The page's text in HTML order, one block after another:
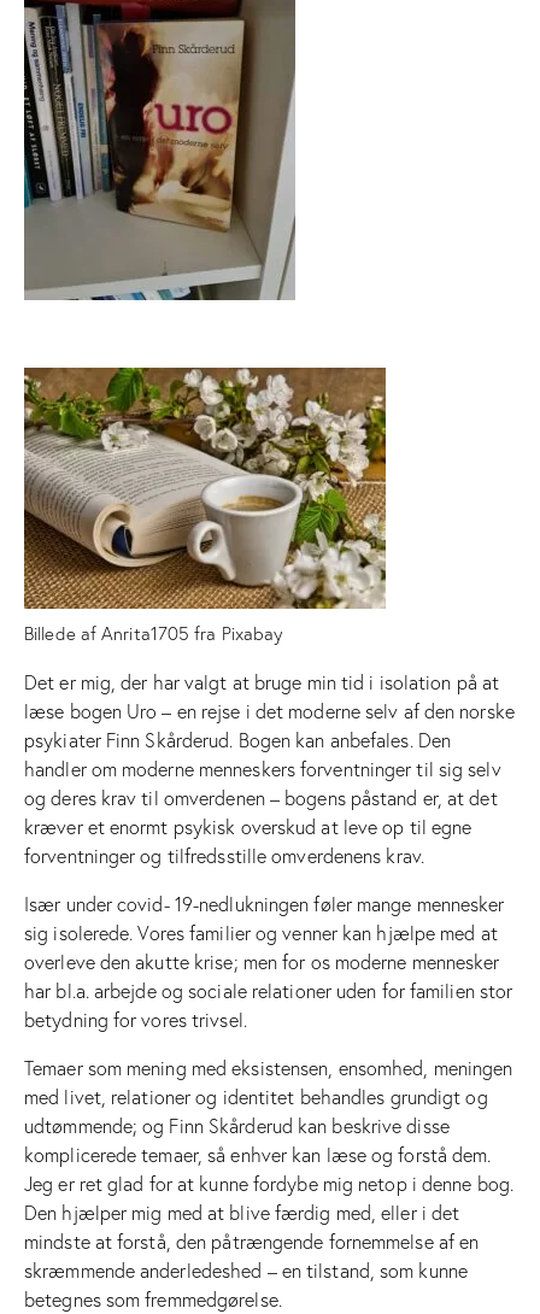
Billede afAnrita1705 fra Pixabay
Det er mig, der har valgt at bruge min tid i isolation på at
læse bogen Uro – en rejse i det moderne selv af den norske
psykiater Finn Skårderud. Bogen kan anbefales. Den
handler om moderne menneskers forventninger til sig selv
og deres krav til omverdenen – bogens påstand er, at det
kræver et enormt psykisk overskud at leve op til egne
forventninger og tilfredsstille omverdenens krav.
Især under covid- 19-nedlukningen føler mange mennesker
sig isolerede. Vores familier og venner kan hjælpe med at
overleve den akutte krise; men for os moderne mennesker
har bl.a. arbejde og sociale relationer uden for familien stor
betydning for vores trivsel.
Temaer som mening med eksistensen, ensomhed, meningen
med livet, relationer og identitet behandles grundigt og
udtømmende; og Finn Skårderud kan beskrive disse
komplicerede temaer, så enhver kan læse og forstå dem.
Jeg er ret glad for at kunne fordybe mig netop i denne bog.
Den hjælper mig med at blive færdig med, eller i det
mindste at forstå, den påtrængende fornemmelse af en
skræmmende anderledeshed – en tilstand, som kunne
betegnes som fremmedgørelse.